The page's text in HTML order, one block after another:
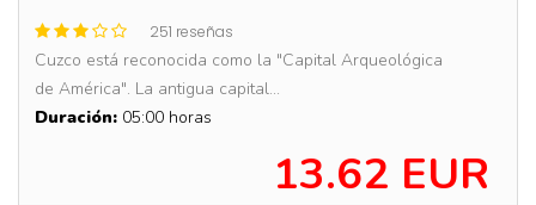
251 reseñas
Cuzco está reconocida como la "Capital Arqueológica
de América". La antigua capital...
Duración: 05:00 horas
13.62 EUR